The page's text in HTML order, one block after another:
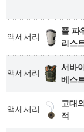
액세서리
풀 파
리스
액세서리
서바
베스
액세서리
고대
적